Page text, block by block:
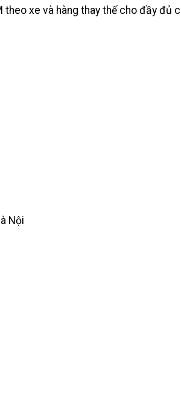
theo xe và hàng thay thế cho đầy
Nội